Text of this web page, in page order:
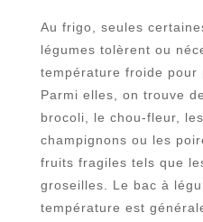
Au frigo, seules
légumes tolèrent ou
température froide pour
Parmi elles, on trouve
brocoli, le chou-fleur,
champignons ou les
fruits fragiles tels que
groseilles. Le bac à
température est